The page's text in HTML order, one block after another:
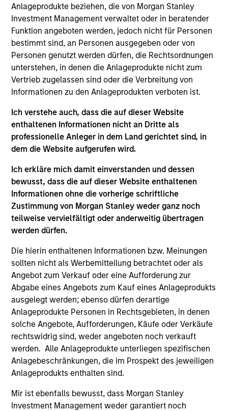
Anlageprodukte beziehen, die von Morgan Stanley
Investment Management verwaltet oder in beratender
Funktion angeboten werden, jedoch nicht für Personen
bestimmt sind, an Personen ausgegeben oder von
Personen genutzt werden dürfen, die Rechtsordnungen
unterstehen, in denen die Anlageprodukte nicht zum
Vertrieb zugelassen sind oder die Verbreitung von
Informationen zu den Anlageprodukten verboten ist.
Ich verstehe auch, dass die auf dieser Website
enthaltenen Informationen nicht an Dritte als
professionelle Anleger in dem Land gerichtet sind, in
dem die Website aufgerufen wird.
Ich erkläre mich damit einverstanden und dessen
bewusst, dass die auf dieser Website enthaltenen
Informationen ohne die vorherige schriftliche
Zustimmung von Morgan Stanley weder ganz noch
teilweise vervielfältigt oder anderweitig übertragen
werden dürfen.
Die hierin enthaltenen Informationen bzw. Meinungen
sollten nicht als Werbemitteilung betrachtet oder als
Angebot zum Verkauf oder eine Aufforderung zur
Abgabe eines Angebots zum Kauf eines Anlageprodukts
ausgelegt werden; ebenso dürfen derartige
Anlageprodukte Personen in Rechtsgebieten, in denen
solche Angebote, Aufforderungen, Käufe oder Verkäufe
rechtswidrig sind, weder angeboten noch verkauft
werden. Alle Anlageprodukte unterliegen spezifischen
Anlagebeschränkungen, die im Prospekt des jeweiligen
Anlageprodukts enthalten sind.
Mir ist ebenfalls bewusst, dass Morgan Stanley
Investment Management weder garantiert noch
Anträge auf Anteile an den Teilfonds sollten erst gestellt
werden, wenn der aktuelle Verkaufsprospekt, das Key
Information Document („KID“) oder das Key Investor
Information Document („KIID“), der Jahres- und
Halbjahresbericht („Angebotsunterlagen“) oder andere
Dokumente, die in Ihrer Nähe online unter
https://www.morganstanley.com/im/msinvf/index.html
verfügbar sind oder kostenlos beim Geschäftssitz von
Morgan Stanley Investment Funds, European Bank and
Senningerberg, R.C.S. Luxemburg B 29 192, erhältlich.
Informationen in Bezug auf Nachhaltigkeitsaspekte des
Fonds und die Zusammenfassung der Anlegerrechte
finden Sie auf der oben erwähnten Webseite.
Italienische Anleger sollten darüber hinaus das
„Erweiterte Zeichnungsformular“ und alle Anleger aus
Hongkong den Abschnitt „Zusätzliche Informationen für
Anleger aus Hongkong“ im Verkaufsprospekt beachten.
Deutschsprachige Exemplare des Verkaufsprospekts, des
KID oder des KIID, der Statuten der Gesellschaft und der
Jahres- und Halbjahresberichte sowie zusätzliche
Informationen sind kostenlos bei der Schweizer Vertretung
Services S.A., 11, rue du Général-Dufour, 1204 Genf,
Schweiz. Die Schweizer Zahlstelle ist Banque Cantonale
de Genève, 17, quai de l’Ile, 1204 Genf, Schweiz.
Beendet die Verwaltungsgesellschaft des entsprechenden
Fonds ihre Vereinbarung zur Vermarktung dieses Fonds in
einem Land des EWR, in dem dieser für den Verkauf
registriert ist, so geschieht dies in Übereinstimmung mit
den OGAW-Vorschriften.
Mit dem Fonds verbundene Begriffe und
Begriffsbestimmungen können Sie unserer Seite mit
demGlossarentnehmen.
Nettoinventarwerte (NAV) und abzüglich Gebühren
berechnet. Provisionen und Kosten, die bei der Ausgabe